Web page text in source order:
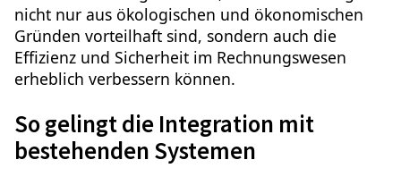
nicht nur aus ökologischen und ökonomischen
Gründen vorteilhaft sind, sondern auch die
Effizienz und Sicherheit im Rechnungswesen
erheblich verbessern können.
So gelingt die Integration mit
bestehenden Systemen